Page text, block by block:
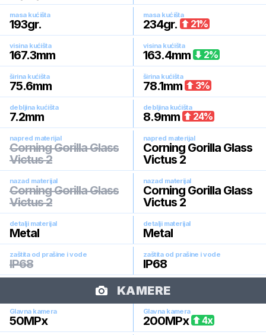
masa kućišta
193gr.
masa kućišta
234gr. 21%
visina kućišta
167.3mm
visina kućišta
163.4mm 2%
širina kućišta
75.6mm
širina kućišta
78.1mm 3%
debljina kućišta
7.2mm
debljina kućišta
8.9mm 24%
napred materijal
Corning Gorilla Glass
Victus 2
napred materijal
Corning Gorilla Glass
Victus 2
nazad materijal
Corning Gorilla Glass
Victus 2
nazad materijal
Corning Gorilla Glass
Victus 2
detalji materijal
Metal
detalji materijal
Metal
zaštita od prašine i vode
IP68
zaštita od prašine i vode
IP68
KAMERE
Glavna kamera
50MPx
Glavna kamera
200MPx 4x